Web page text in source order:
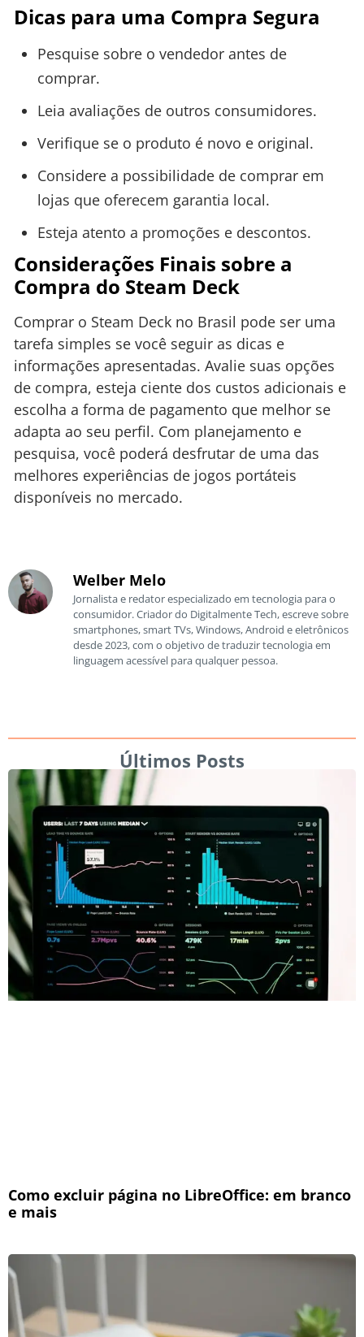
Dicas para uma Compra Segura
Pesquise sobre o vendedor antes de
comprar.
Leia avaliações de outros consumidores.
Verifique se o produto é novo e original.
Considere a possibilidade de comprar em
lojas que oferecem garantia local.
Esteja atento a promoções e descontos.
Considerações Finais sobre a
Compra do Steam Deck
Comprar o Steam Deck no Brasil pode ser uma
tarefa simples se você seguir as dicas e
informações apresentadas. Avalie suas opções
de compra, esteja ciente dos custos adicionais e
escolha a forma de pagamento que melhor se
adapta ao seu perfil. Com planejamento e
pesquisa, você poderá desfrutar de uma das
melhores experiências de jogos portáteis
disponíveis no mercado.
Welber Melo
Jornalista e redator especializado em tecnologia para o
consumidor. Criador do Digitalmente Tech, escreve sobre
smartphones, smart TVs, Windows, Android e eletrônicos
desde 2023, com o objetivo de traduzir tecnologia em
linguagem acessível para qualquer pessoa.
Últimos Posts
Como excluir página no LibreOffice: em branco
e mais